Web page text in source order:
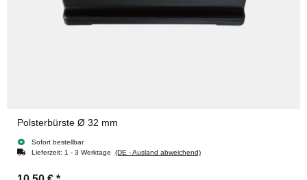
Polsterbürste Ø 32 mm
Sofort bestellbar
Lieferzeit: 1 - 3 Werktage (DE - Ausland abweichend)